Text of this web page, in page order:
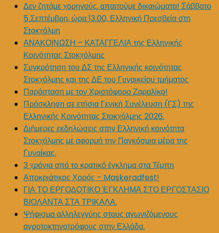
Δεν ζητάμε χορηγούς, απαιτούμε δικαιώματα! Σάββατο
5 Σεπτέμβρη, ώρα 13.00, Ελληνική Πρεσβεία στη
Στοκχόλμη
ΑΝΑΚΟΙΝΩΣΗ – ΚΑΤΑΓΓΕΛΙΑ της Ελληνικής
Κοινότητας Στοκχόλμης
Συγκρότηση του ΔΣ της Ελληνικής κοινότητας
Στοκχόλμης και της ΔΕ του Γυναικείου τμήματος
Παράσταση με τον Χριστόφορο Ζαραλίκο!
Πρόσκληση σε ετήσια Γενική Συνέλευση (ΓΣ) της
Ελληνικής Κοινότητας Στοκχόλμης 2026.
Διήμερες εκδηλώσεις στην Ελληνική κοινότητα
Στοκχόλμης με αφορμή την Παγκόσμια μέρα της
Γυναίκας.
3 χρόνια από το κρατικό έγκλημα στα Τέμπη
Αποκριάτικος Χορός – Maskeradfest!
ΓΙΑ ΤΟ ΕΡΓΟΔΟΤΙΚΟ ΈΓΚΛΗΜΑ ΣΤΟ ΕΡΓΟΣΤΑΣΙΟ
ΒΙΟΛΑΝΤΑ ΣΤΑ ΤΡΙΚΑΛΑ.
Ψήφισμα αλληλεγγύης στους αγωνιζόμενους
αγροτοκτηνοτρόφους στην Ελλάδα.